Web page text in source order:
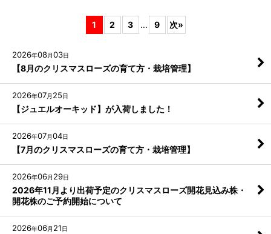
1 2 3 ... 9 次»
2026年08月03日
【8月のクリスマスローズの育て方・栽培管理】
2026年07月 25日
【ジュエルオーキッド】が入荷しました！
2026年07月04日
【7月のクリスマスローズの育て方・栽培管理】
2026年06月 29日
2026年11月より出荷予定のクリスマスローズ開花見込み株・
開花株のご予約開始について
2026年06月 21日